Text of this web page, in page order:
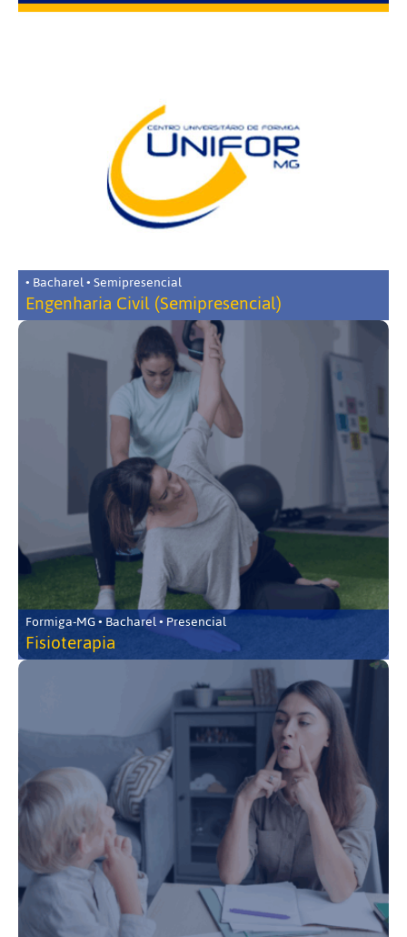
• Bacharel • Semipresencial
Engenharia Civil (Semipresencial)
Formiga-MG • Bacharel • Presencial
Fisioterapia